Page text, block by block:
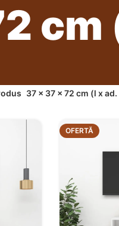
cm
37 x 37 x 72 cm (l x ad.
OFERTĂ